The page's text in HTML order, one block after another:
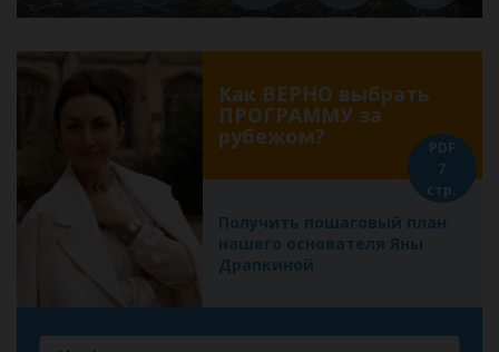
Как ВЕРНО выбрать
ПРОГРАММУ за
рубежом?
Получить пошаговый план
нашего основателя Яны
Драпкиной
PDF
7
стр.